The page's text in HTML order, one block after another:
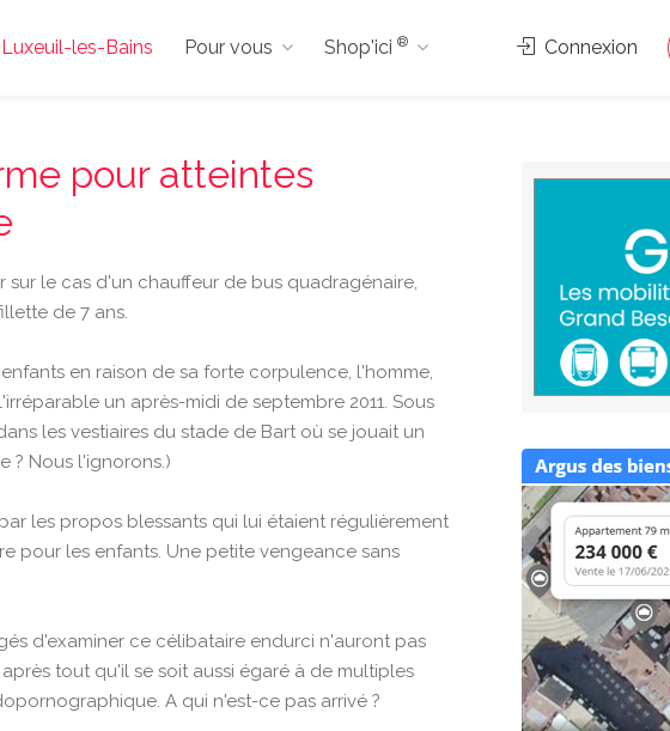
les-Bains Pour vous Shop'ici® Connexion
pour atteintes
sur le cas d'un chauffeur de bus quadragénaire,
de 7 ans.
en raison de sa forte corpulence, l'homme,
un après-midi de septembre 2011. Sous
les vestiaires du stade de Bart où se jouait un
? Nous l'ignorons.)
les propos blessants qui lui étaient régulièrement
pour les enfants. Une petite vengeance sans
d'examiner ce célibataire endurci n'auront pas
tout qu'il se soit aussi égaré à de multiples
A qui n'est-ce pas arrivé ?